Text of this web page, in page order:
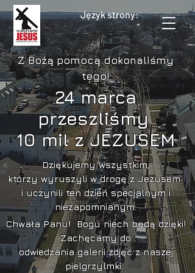
Język strony:
Z Bożą pomocą dokonaliśmy
tego!
24 marca
przeszliśmy
10 mil z JEZUSEM
Dziękujemy wszystkim,
którzy wyruszyli w drogę z Jezusem
i uczynili ten dzień specjalnym i
niezapomnianym.
Chwała Panu! Bogu niech będą dzięki!
Zachęcamy do
odwiedzania galeriizdjęć z naszej
pielgrzylmki.